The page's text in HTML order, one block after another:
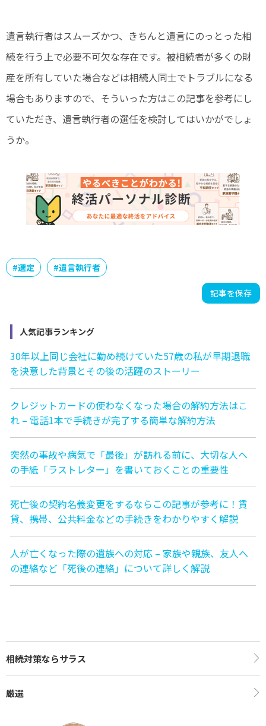
遺言執行者はスムーズかつ、きちんと遺言にのっとった相
続を行う上で必要不可欠な存在です。被相続者が多くの財
産を所有していた場合などは相続人同士でトラブルになる
場合もありますので、そういった方はこの記事を参考にし
ていただき、遺言執行者の選任を検討してはいかがでしょ
うか。
#選定 #遺言執行者
記事を保存
人気記事ランキング
30年以上同じ会社に勤め続けていた57歳の私が早期退職
を決意した背景とその後の活躍のストーリー
クレジットカードの使わなくなった場合の解約方法はこ
れ – 電話1本で手続きが完了する簡単な解約方法
突然の事故や病気で「最後」が訪れる前に、大切な人へ
の手紙「ラストレター」を書いておくことの重要性
死亡後の契約名義変更をするならこの記事が参考に！賃
貸、携帯、公共料金などの手続きをわかりやすく解説
人が亡くなった際の遺族への対応 – 家族や親族、友人へ
の連絡など「死後の連絡」について詳しく解説
相続対策ならサラス
厳選